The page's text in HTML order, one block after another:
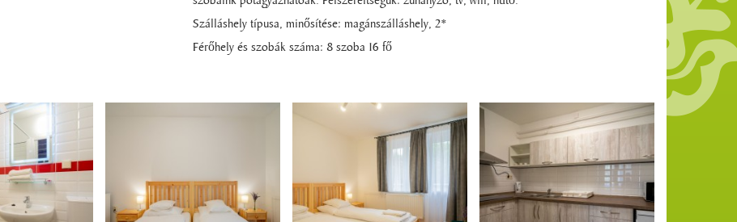
Szálláshely típusa, minősítése: magánszálláshely, 2*
Férőhely és szobák száma: 8 szoba 16 fő